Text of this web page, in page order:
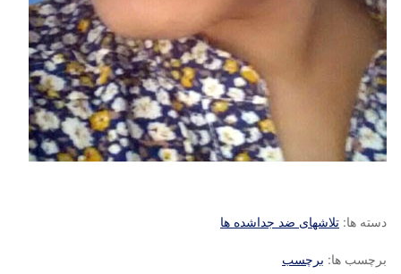
دسته ها: تلاشهای ضد جداشده ها
برچسب ها: برچسب